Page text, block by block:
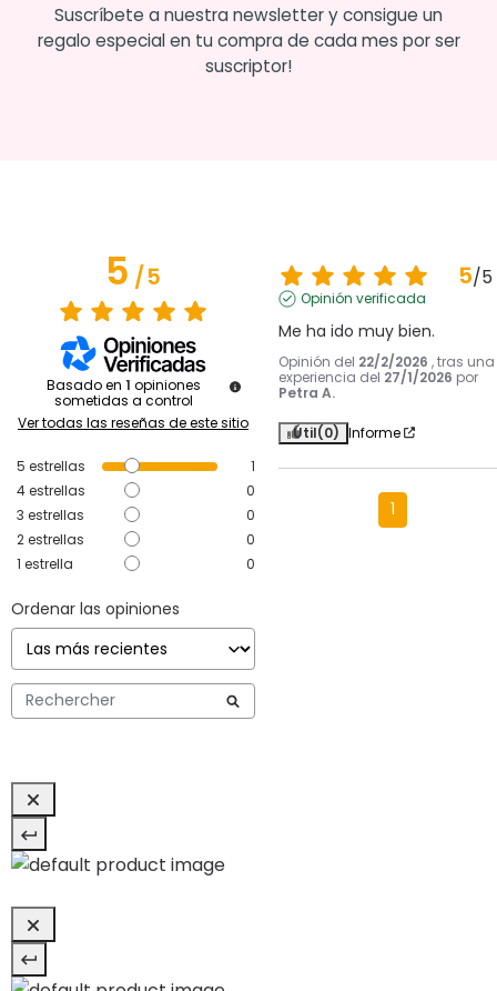
Suscríbete a nuestra newsletter y consigue un
regalo especial en tu compra de cada mes por ser
suscriptor!
5/5
Basado en 1 opiniones
sometidas a control
Ver todas las reseñas de este sitio
5 estrellas
1
4estrellas
0
3 estrellas
0
2estrellas
0
1 estrella 0
Ordenar las opiniones
5/5
Opinión verificada
Me ha ido muy bien.
Opinión del 22/2/2026 , tras una
experiencia del 27/1/2026 por
Petra A.
Útil(0) Informe
1